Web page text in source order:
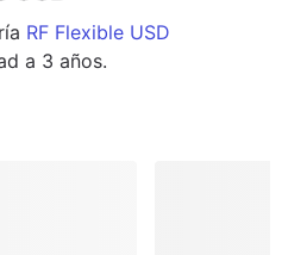
RF Flexible USD
a 3 años.